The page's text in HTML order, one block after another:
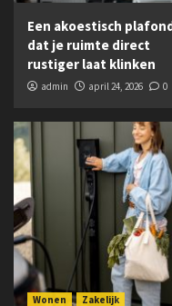
Een akoestisch
dat je ruimte direct
rustiger laat klinken
admin april 24, 2026 0
Wonen Zakelijk